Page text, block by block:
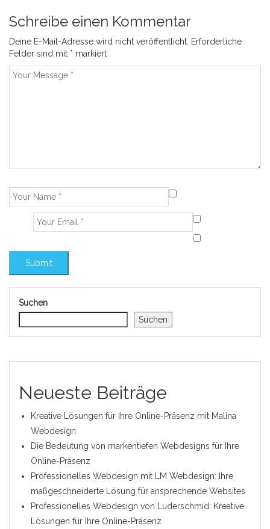
Schreibe einen Kommentar
Deine E-Mail-Adresse wird nicht veröffentlicht. Erforderliche
Felder sind mit * markiert
Suchen
Suchen
Neueste Beiträge
Kreative Lösungen für Ihre Online-Präsenz mit Malina
Webdesign
Die Bedeutung von markentiefen Webdesigns für Ihre
Online-Präsenz
Professionelles Webdesign mit LM Webdesign: Ihre
maßgeschneiderte Lösung für ansprechende Websites
Professionelles Webdesign von Luderschmid: Kreative
Lösungen für Ihre Online-Präsenz